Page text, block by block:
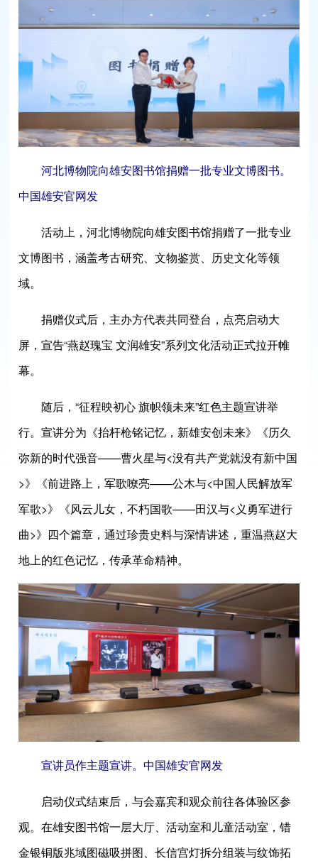
河北博物院向雄安图书馆捐赠一批专业文博图书。
中国雄安官网发
活动上，河北博物院向雄安图书馆捐赠了一批专业
文博图书，涵盖考古研究、文物鉴赏、历史文化等领
域。
捐赠仪式后，主办方代表共同登台，点亮启动大
屏，宣告“燕赵瑰宝 文润雄安”系列文化活动正式拉开帷
幕。
随后，“征程映初心 旗帜领未来”红色主题宣讲举
行。宣讲分为《抬杆枪铭记忆，新雄安创未来》《历久
弥新的时代强音——曹火星与<没有共产党就没有新中国
>》《前进路上，军歌嘹亮——公木与<中国人民解放军
军歌>》《风云儿女，不朽国歌——田汉与<义勇军进行
曲>》四个篇章，通过珍贵史料与深情讲述，重温燕赵大
地上的红色记忆，传承革命精神。
宣讲员作主题宣讲。中国雄安官网发
启动仪式结束后，与会嘉宾和观众前往各体验区参
观。在雄安图书馆一层大厅、活动室和儿童活动室，错
金银铜版兆域图磁吸拼图、长信宫灯拆分组装与纹饰拓